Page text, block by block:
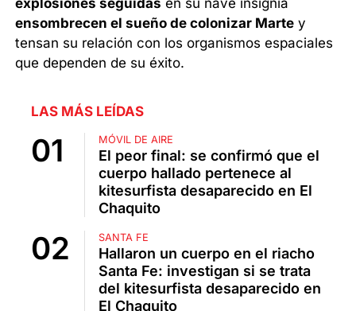
explosiones seguidas en su nave insignia
ensombrecen el sueño de colonizar Marte y
tensan su relación con los organismos espaciales
que dependen de su éxito.
LAS MÁS LEÍDAS
MÓVIL DE AIRE
El peor final: se confirmó que el
cuerpo hallado pertenece al
kitesurfista desaparecido en El
Chaquito
SANTA FE
Hallaron un cuerpo en el riacho
Santa Fe: investigan si se trata
del kitesurfista desaparecido en
El Chaquito